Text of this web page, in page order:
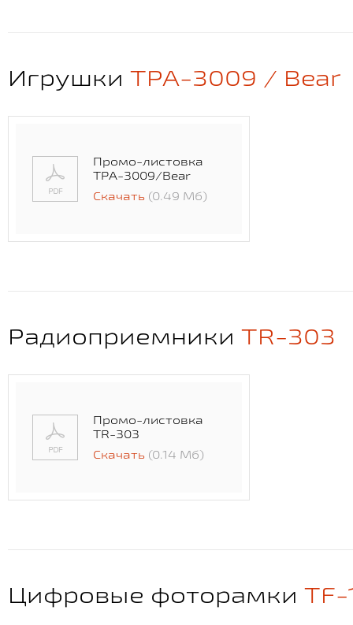
Игрушки TPA-3009 / Bear
Промо-листовка
TPA-3009/Bear
Скачать (0.49 Мб)
Радиоприемники TR-303
Промо-листовка
TR-303
Скачать (0.14 Мб)
Цифровые фоторамки TF-